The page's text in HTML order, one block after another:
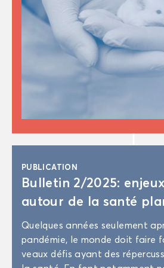
PU­BLI­CA­TION
Bul­le­tin 2/2025:
au­tour de la santé
Quelques an­nées seule­ment
pan­dé­mie, le monde doit faire
veaux défis ayant des